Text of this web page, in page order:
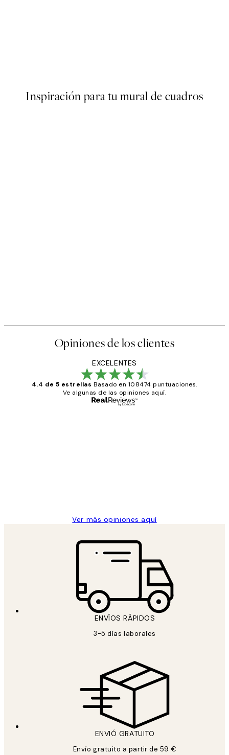
Inspiración para tu mural de cuadros
Opiniones de los clientes
EXCELENTES
4.4 de 5 estrellas Basado en 108474 puntuaciones.
Ve algunas de las opiniones aquí.
Ver más opiniones aquí
ENVÍOS RÁPIDOS
3-5 días laborales
ENVIÓ GRATUITO
Envío gratuito a partir de 59 €